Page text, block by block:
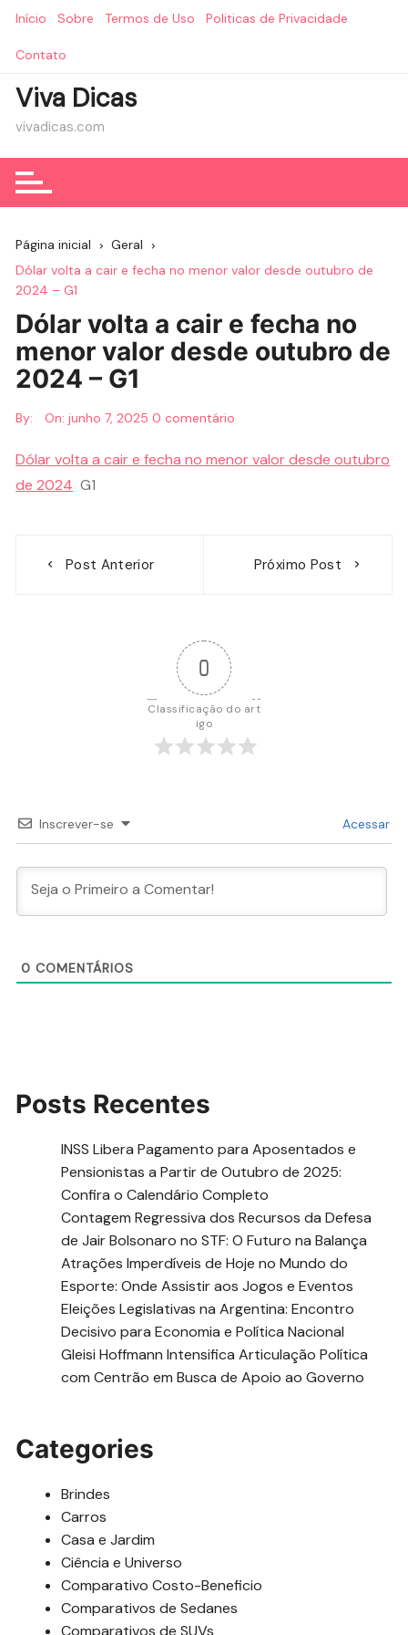
Início Sobre Termos de Uso Politicas de Privacidade
Contato
Viva Dicas
vivadicas.com
Página inicial
Geral
Dólar volta a cair e fecha no menor valor desde outubro de
2024 – G1
Dólar volta a cair e fecha no
menor valor desde outubro de
2024 – G1
By: On:junho 7, 2025 0 comentário
Dólar volta a cair e fecha no menor valor desde outubro
de 2024 G1
Post Anterior Próximo Post
0
Classificação do art
igo
Inscrever-se Acessar
0 COMENTÁRIOS
Posts Recentes
INSS Libera Pagamento para Aposentados e
Pensionistas a Partir de Outubro de 2025:
Confira o Calendário Completo
Contagem Regressiva dos Recursos da Defesa
de Jair Bolsonaro no STF: O Futuro na Balança
Atrações Imperdíveis de Hoje no Mundo do
Esporte: Onde Assistir aos Jogos e Eventos
Eleições Legislativas na Argentina: Encontro
Decisivo para Economia e Política Nacional
Gleisi Hoffmann Intensifica Articulação Política
com Centrão em Busca de Apoio ao Governo
Categories
Brindes
Carros
Casa e Jardim
Ciência e Universo
Comparativo Costo-Beneficio
Comparativos de Sedanes
Comparativos de SUVs